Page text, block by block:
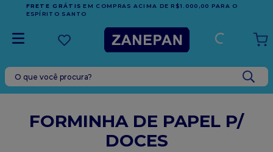
FRETE GRÁTIS EM COMPRAS ACIMA DE R$1.000,00 PARA O
ESPÍRITO SANTO
O que você procura?
FORMINHA DE PAPEL P/
DOCES
TERMOS MAIS BUSCADOS
caixa